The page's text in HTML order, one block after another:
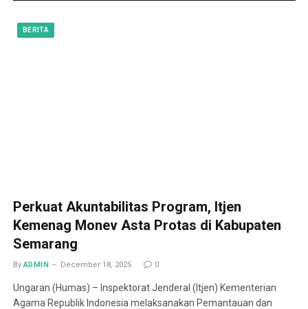
BERITA
Perkuat Akuntabilitas Program, Itjen
Kemenag Monev Asta Protas di Kabupaten
Semarang
By ADMIN December 18, 2025 0
Ungaran (Humas) – Inspektorat Jenderal (Itjen) Kementerian
Agama Republik Indonesia melaksanakan Pemantauan dan